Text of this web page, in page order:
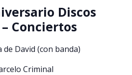
Discos
Conciertos
de David (con banda)
Criminal